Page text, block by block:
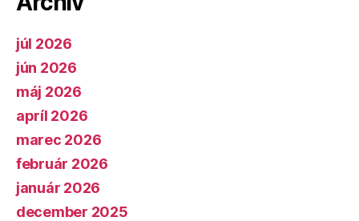
júl 2026
jún 2026
máj 2026
apríl 2026
marec 2026
február 2026
január 2026
december 2025